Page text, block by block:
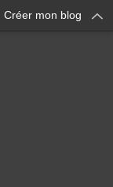
Créer mon blog